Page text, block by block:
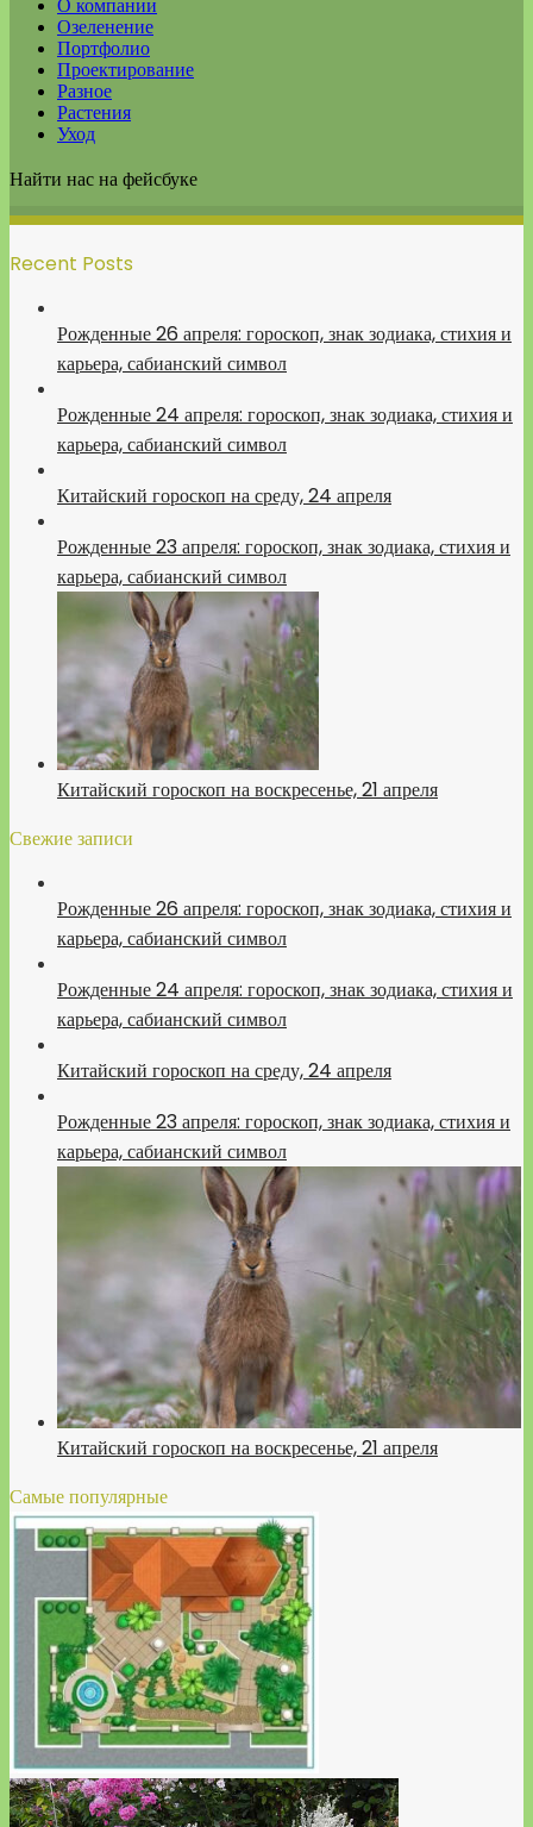
О компании
Озеленение
Портфолио
Проектирование
Разное
Растения
Уход
Найти нас на фейсбуке
Recent Posts
Рожденные 26 апреля: гороскоп, знак зодиака, стихия и
карьера, сабианский символ
Рожденные 24 апреля: гороскоп, знак зодиака, стихия и
карьера, сабианский символ
Китайский гороскоп на среду, 24 апреля
Рожденные 23 апреля: гороскоп, знак зодиака, стихия и
карьера, сабианский символ
Китайский гороскоп на воскресенье, 21 апреля
Свежие записи
Рожденные 26 апреля: гороскоп, знак зодиака, стихия и
карьера, сабианский символ
Рожденные 24 апреля: гороскоп, знак зодиака, стихия и
карьера, сабианский символ
Китайский гороскоп на среду, 24 апреля
Рожденные 23 апреля: гороскоп, знак зодиака, стихия и
карьера, сабианский символ
Китайский гороскоп на воскресенье, 21 апреля
Самые популярные